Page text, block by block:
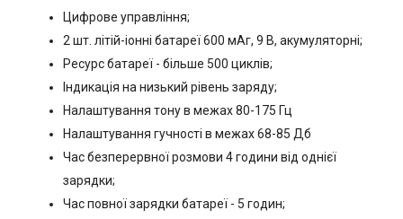
Цифрове управління;
2 шт. літій-іонні батареї 600 мАг, 9 В, акумуляторні;
Ресурс батареї - більше 500 циклів;
Індикація на низький рівень заряду;
Налаштування тону в межах 80-175 Гц
Налаштування гучності в межах 68-85 Дб
Час безперервної розмови 4 години від однієї
зарядки;
Час повної зарядки батареї - 5 годин;